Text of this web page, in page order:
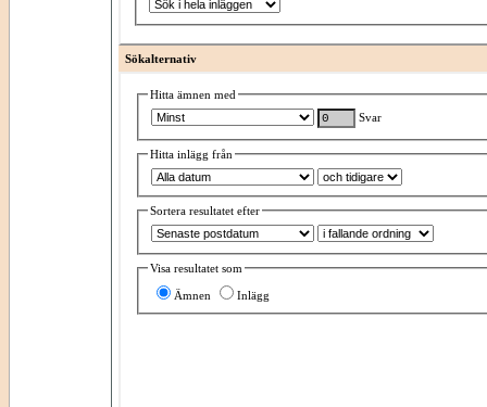
Sökalternativ
Hitta ämnen med
Svar
Hitta inlägg från
Sortera resultatet efter
Visa resultatet som
Ämnen Inlägg